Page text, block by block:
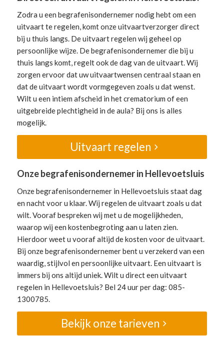
Zodra u een begrafenisondernemer nodig hebt om een
uitvaart te regelen, komt onze uitvaartverzorger direct
bij u thuis langs. De uitvaart regelen wij geheel op
persoonlijke wijze. De begrafenisondernemer die bij u
thuis langs komt, regelt ook de dag van de uitvaart. Wij
zorgen ervoor dat uw uitvaartwensen centraal staan en
dat de uitvaart wordt vormgegeven zoals u dat wenst.
Wilt u een intiem afscheid in het crematorium of een
uitgebreide plechtigheid in de aula? Bij ons is alles
mogelijk.
Uitvaart regelen
Onze begrafenisondernemer in Hellevoetsluis
Onze begrafenisondernemer in Hellevoetsluis staat dag
en nacht voor u klaar. Wij regelen de uitvaart zoals u dat
wilt. Vooraf bespreken wij met u de mogelijkheden,
waarop wij een kostenbegroting aan u laten zien.
Hierdoor weet u vooraf altijd de kosten voor de uitvaart.
Bij onze begrafenisondernemer bent u verzekerd van een
waardig, stijlvol en persoonlijke uitvaart. Een uitvaart is
immers bij ons altijd uniek. Wilt u direct een uitvaart
regelen in Hellevoetsluis? Bel 24 uur per dag: 085-
1300785.
Bekijk onze tarieven